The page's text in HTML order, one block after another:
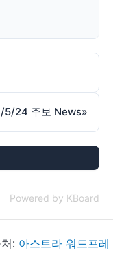
5/24 주보 News»
Powered by KBoard
: 아스트라 워드프레